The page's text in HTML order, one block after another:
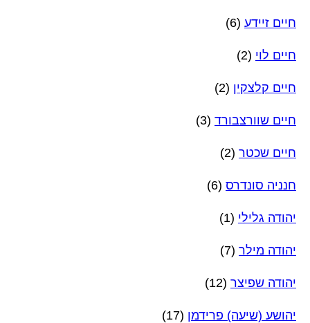
חיים זיידע (6)
חיים לוי (2)
חיים קלצקין (2)
חיים שוורצבורד (3)
חיים שכטר (2)
חנניה סונדרס (6)
יהודה גלילי (1)
יהודה מילר (7)
יהודה שפיצר (12)
יהושע (שיעה) פרידמן (17)